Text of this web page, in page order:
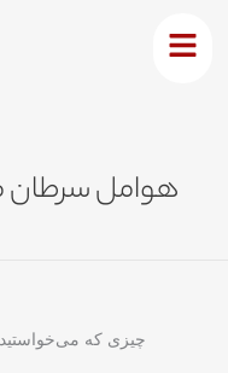
هوامل سرطان
چیزی که می‌خواستید